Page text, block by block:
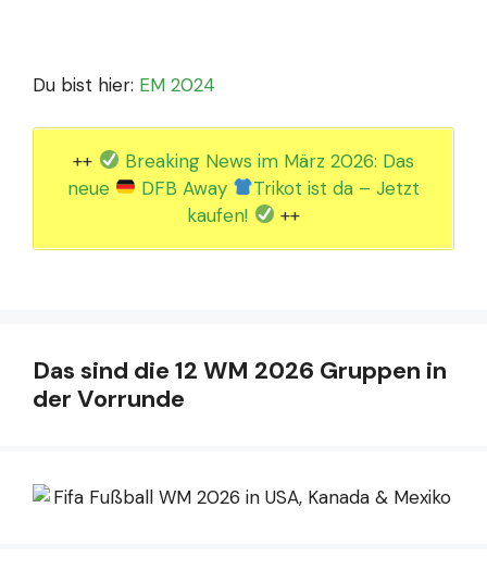
Du bist hier: EM 2024
++
Breaking News im März 2026: Das
neue
DFB Away
Trikot ist da – Jetzt
kaufen!
++
Das sind die 12 WM 2026 Gruppen in
der Vorrunde